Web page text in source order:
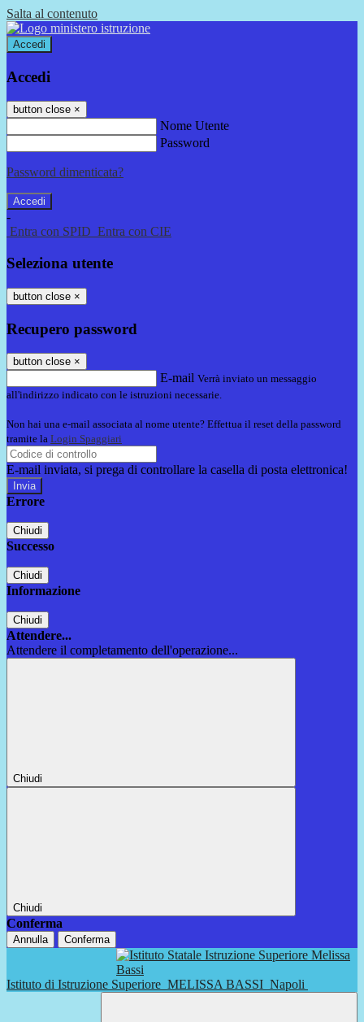
Salta al contenuto
Accedi
Accedi
button close ×
Nome Utente
Password
Password dimenticata?
-
Entra con SPID Entra con CIE
Seleziona utente
button close ×
Recupero password
button close ×
E-mail Verrà inviato un messaggio
all'indirizzo indicato con le istruzioni necessarie.
Non hai una e-mail associata al nome utente? Effettua il reset della password
tramite la Login Spaggiari
E-mail inviata, si prega di controllare la casella di posta elettronica!
Errore
Chiudi
Successo
Chiudi
Informazione
Chiudi
Attendere...
Attendere il completamento dell'operazione...
Chiudi
Chiudi
Conferma
Annulla Conferma
Istituto di Istruzione Superiore MELISSA BASSI Napoli